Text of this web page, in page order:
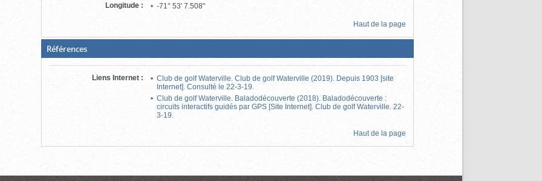
Longitude : -71° 53' 7.508"
Haut de la page
Références(Boite
fermée,
cliquer
pour
ouvrir)
Liens Internet :
Club de golf Waterville. Club de golf Waterville (2019). Depuis 1903 [site
Internet]. Consulté le 22-3-19.
Club de golf Waterville. Baladodécouverte (2018). Baladodécouverte :
circuits interactifs guidés par GPS [Site Internet]. Club de golf Waterville. 22-
3-19.
Haut de la page